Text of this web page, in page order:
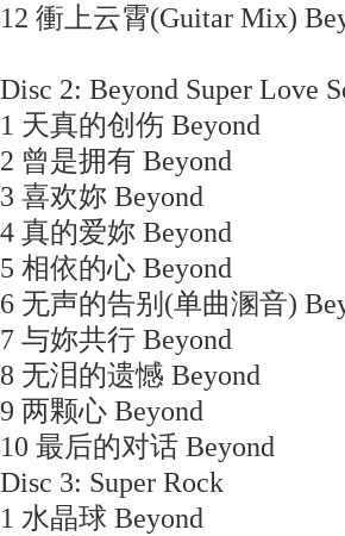
12 衝上云霄(Guitar Mix)
Disc 2: Beyond Super Love
1 天真的创伤 Beyond
2 曾是拥有 Beyond
3 喜欢妳 Beyond
4 真的爱妳 Beyond
5 相依的心 Beyond
6 无声的告别(单曲溷音)
7 与妳共行 Beyond
8 无泪的遗憾 Beyond
9 两颗心 Beyond
10 最后的对话 Beyond
Disc 3: Super Rock
1 水晶球 Beyond